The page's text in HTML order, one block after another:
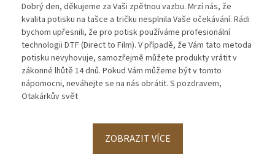
Dobrý den, děkujeme za Vaši zpětnou vazbu. Mrzí nás, že
kvalita potisku na tašce a tričku nesplnila Vaše očekávání. Rádi
bychom upřesnili, že pro potisk používáme profesionální
technologii DTF (Direct to Film). V případě, že Vám tato metoda
potisku nevyhovuje, samozřejmě můžete produkty vrátit v
zákonné lhůtě 14 dnů. Pokud Vám můžeme být v tomto
nápomocni, neváhejte se na nás obrátit. S pozdravem,
Otakárkův svět
ZOBRAZIT VÍCE